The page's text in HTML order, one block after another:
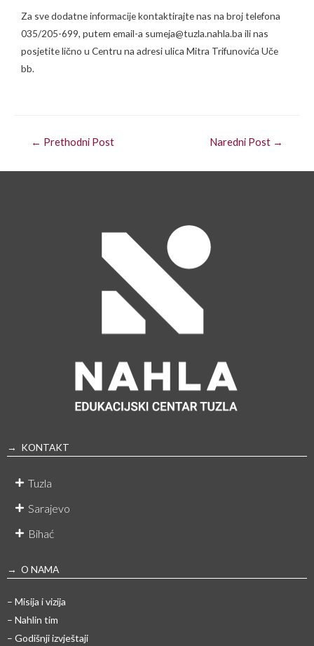
Za sve dodatne informacije kontaktirajte nas na broj telefona
035/205-699, putem email-a sumeja@tuzla.nahla.ba ili nas
posjetite lično u Centru na adresi ulica Mitra Trifunovića Uče
bb.
← Prethodni Post Naredni Post →
→ KONTAKT
Tuzla
Sarajevo
Bihać
→ O NAMA
– Misija i vizija
– Nahlin tim
– Godišnji izvještaji